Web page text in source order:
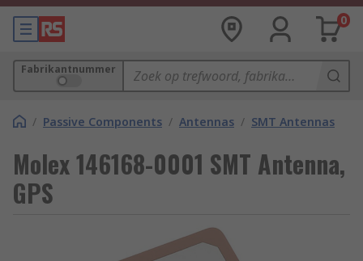
0
Fabrikantnummer
/ Passive Components / Antennas / SMT Antennas
Molex 146168-0001 SMT Antenna,
GPS